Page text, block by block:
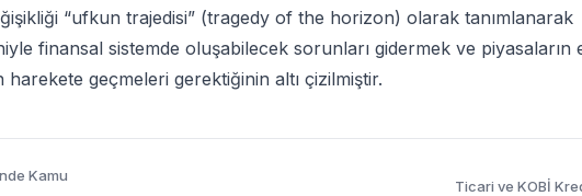
“ufkun trajedisi” (tragedy of the horizon) olarak tanımlanarak
finansal sistemde oluşabilecek sorunları gidermek ve piyasaların
harekete geçmeleri gerektiğinin altı çizilmiştir.
Kamu
Ticari ve KOBİ